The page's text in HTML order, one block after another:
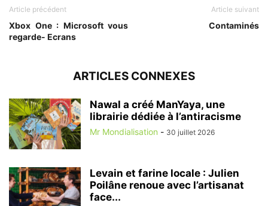
Article précédent
Xbox One : Microsoft vous
regarde- Ecrans
Article suivant
Contaminés
ARTICLES CONNEXES
Nawal a créé ManYaya, une
librairie dédiée à l’antiracisme
Mr Mondialisation - 30 juillet 2026
Levain et farine locale : Julien
Poilâne renoue avec l’artisanat
face...